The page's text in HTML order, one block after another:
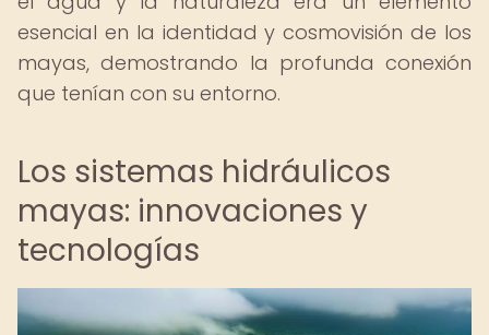
esencial en la identidad y cosmovisión de los
mayas, demostrando la profunda conexión
que tenían con su entorno.
Los sistemas hidráulicos
mayas: innovaciones y
tecnologías